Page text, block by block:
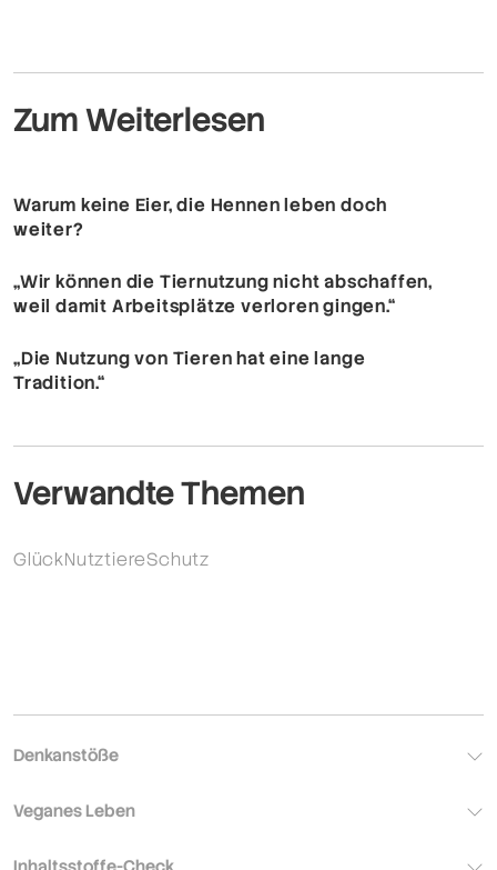
Zum Weiterlesen
Warum keine Eier, die Hennen leben doch
weiter?
„Wir können die Tiernutzung nicht abschaffen,
weil damit Arbeitsplätze verloren gingen.“
„Die Nutzung von Tieren hat eine lange
Tradition.“
Verwandte Themen
GlückNutztiereSchutz
Denkanstöße
Veganes Leben
Inhaltsstoffe-Check